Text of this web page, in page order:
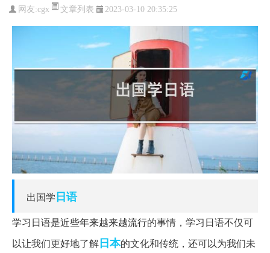
网友:cgx 文章列表 2023-03-10 20:35:25
出国学日语
学习日语是近些年来越来越流行的事情，学习日语不仅可
以让我们更好地了解日本的文化和传统，还可以为我们未